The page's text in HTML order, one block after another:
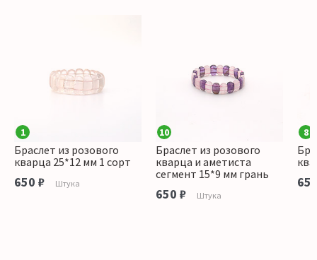
1
Браслет из розового
кварца 25*12 мм 1 сорт
650 ₽ Штука
10
Браслет из розового
кварца и аметиста
сегмент 15*9 мм грань
650 ₽ Штука
8